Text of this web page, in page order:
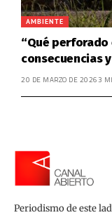
AMBIENTE
“Qué perforado
consecuencias
20 DE MARZO DE 2026 3
Periodismo de este